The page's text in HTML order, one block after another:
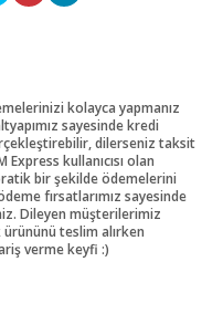
kolayca yapmanız
sayesinde kredi
dilerseniz taksit
kullanıcısı olan
bir şekilde ödemelerini
fırsatlarımız sayesinde
Dileyen müşterilerimiz
teslim alırken
verme keyfi :)